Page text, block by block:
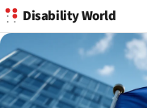
Disability World